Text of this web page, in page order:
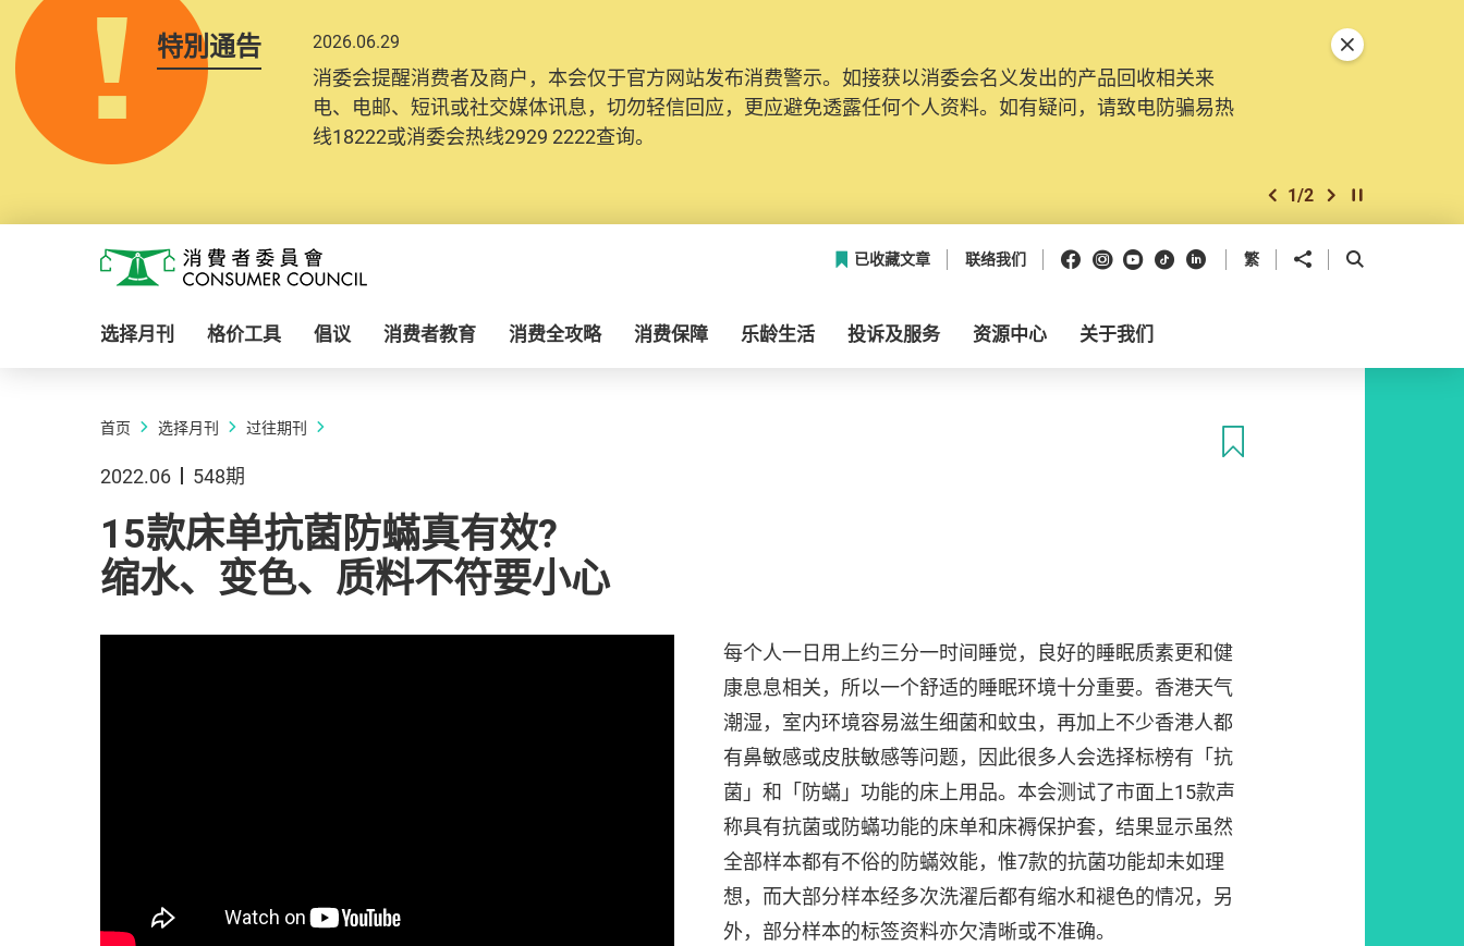
特別通告 2026.06.29
消委会提醒消费者及商户，本会仅于官方网站发布消费警示。如接获以消委会名义发出的产品回收相关来
电、电邮、短讯或社交媒体讯息，切勿轻信回应，更应避免透露任何个人资料。如有疑问，请致电防骗易热
线18222或消委会热线2929 2222查询。
上一个
1/2 下一个开始/暂停幻灯
关闭特別通告
消费者委员会
已收藏文章 联络我们 Facebook
Instagram
Youtube
抖音领英 繁 分享到 开启搜寻框
选择月刊 格价工具 倡议 消费者教育 消费全攻略 消费保障 乐龄生活 投诉及服务 资源中心 关于我们
首页 选择月刊 过往期刊
2022.06 548期
15款床单抗菌防蟎真有效?
缩水、变色、质料不符要小心
每个人一日用上约三分一时间睡觉，良好的睡眠质素更和健
康息息相关，所以一个舒适的睡眠环境十分重要。香港天气
潮湿，室内环境容易滋生细菌和蚊虫，再加上不少香港人都
有鼻敏感或皮肤敏感等问题，因此很多人会选择标榜有「抗
菌」和「防蟎」功能的床上用品。本会测试了市面上15款声
称具有抗菌或防蟎功能的床单和床褥保护套，结果显示虽然
全部样本都有不俗的防蟎效能，惟7款的抗菌功能却未如理
想，而大部分样本经多次洗濯后都有缩水和褪色的情况，另
外，部分样本的标签资料亦欠清晰或不准确。